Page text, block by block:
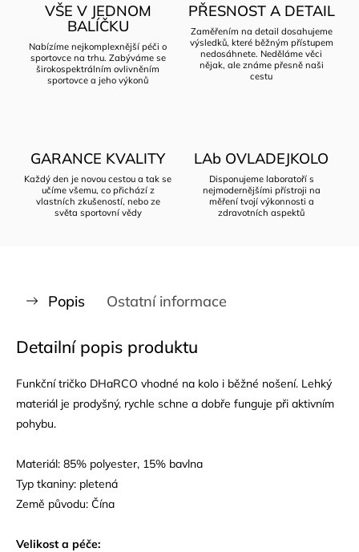
VŠE V JEDNOM
BALÍČKU
Nabízíme nejkomplexnější péči o
sportovce na trhu. Zabýváme se
širokospektrálním ovlivněním
sportovce a jeho výkonů
PŘESNOST A DETAIL
Zaměřením na detail dosahujeme
výsledků, které běžným přístupem
nedosáhnete. Neděláme věci
nějak, ale známe přesně naši
cestu
GARANCE KVALITY
Každý den je novou cestou a tak se
učíme všemu, co přichází z
vlastních zkušeností, nebo ze
světa sportovní vědy
LAb OVLADEJKOLO
Disponujeme laboratoří s
nejmodernějšími přístroji na
měření tvojí výkonnosti a
zdravotních aspektů
Popis Ostatní informace
Detailní popis produktu
Funkční tričko DHaRCO vhodné na kolo i běžné nošení. Lehký
materiál je prodyšný, rychle schne a dobře funguje při aktivním
pohybu.
Materiál: 85% polyester, 15% bavlna
Typ tkaniny: pletená
Země původu: Čína
Velikost a péče: